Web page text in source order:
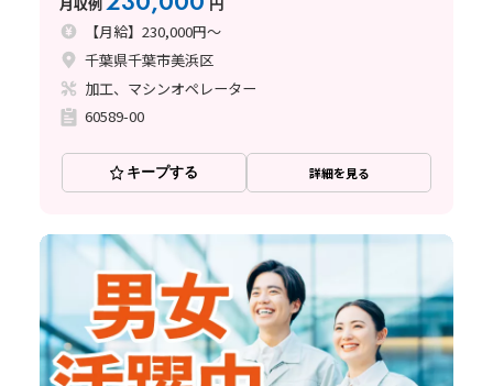
【月給】230,000円～
千葉県千葉市美浜区
加工、マシンオペレーター
60589-00
キープする 詳細を見る